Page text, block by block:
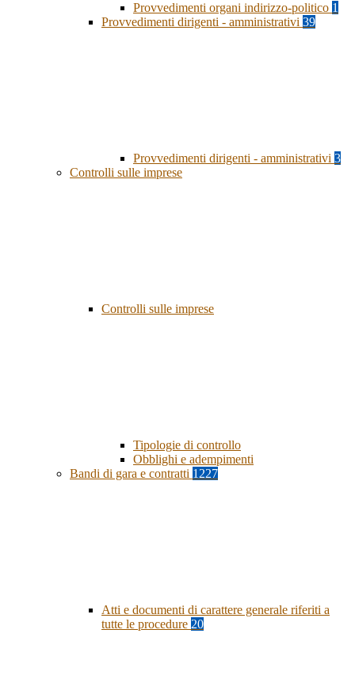
Provvedimenti organi indirizzo-politico 1
Provvedimenti dirigenti - amministrativi 39
Provvedimenti dirigenti - amministrativi 3
Controlli sulle imprese
Controlli sulle imprese
Tipologie di controllo
Obblighi e adempimenti
Bandi di gara e contratti 1227
Atti e documenti di carattere generale riferiti a
tutte le procedure 20